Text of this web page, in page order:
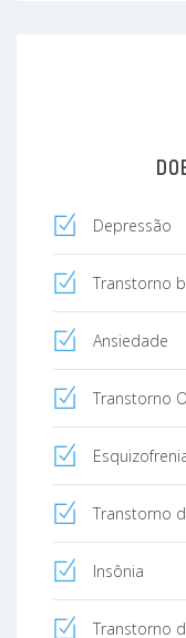
Depressão
Transtorno
Ansiedade
Transtorno
Transtorno
Insônia
Transtorno